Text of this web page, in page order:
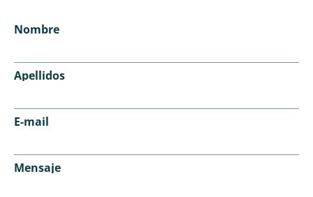
Nombre
Apellidos
E-mail
Mensaje